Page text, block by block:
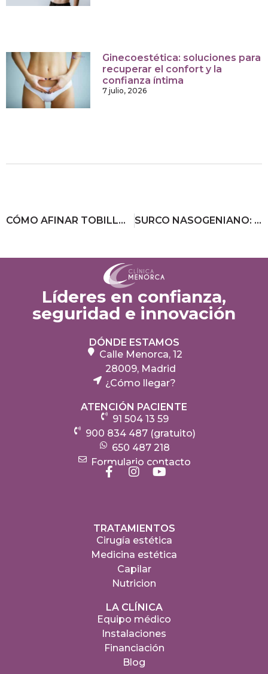
Ginecoestética: soluciones para
recuperar el confort y la
confianza íntima
7 julio, 2026
CÓMO AFINAR TOBILLOS: EJERCICIOS Y TRATAMIENTOS SURCO NASOGENIANO: ¿QUÉ TRATAMIENTO ELIMINA LAS ARRUGAS DE LA RISA?
Líderes en confianza,
seguridad e innovación
DÓNDE ESTAMOS
Calle Menorca, 12
28009, Madrid
¿Cómo llegar?
ATENCIÓN PACIENTE
91 504 13 59
900 834 487 (gratuito)
650 487 218
Formulario contacto
TRATAMIENTOS
Cirugía estética
Medicina estética
Capilar
Nutricion
LA CLÍNICA
Equipo médico
Instalaciones
Financiación
Blog